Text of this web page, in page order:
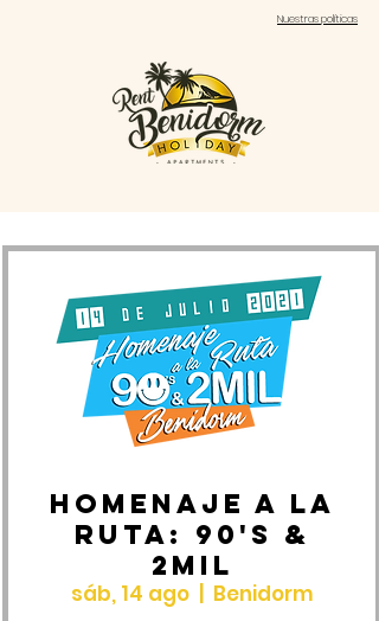
Nuestras políticas
HOMENAJE A LA
RUTA: 90's &
2MIL
sáb, 14 ago
  |
Benidorm